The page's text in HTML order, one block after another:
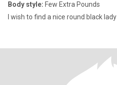
Body style: Few Extra Pounds
I wish to find a nice round black lady